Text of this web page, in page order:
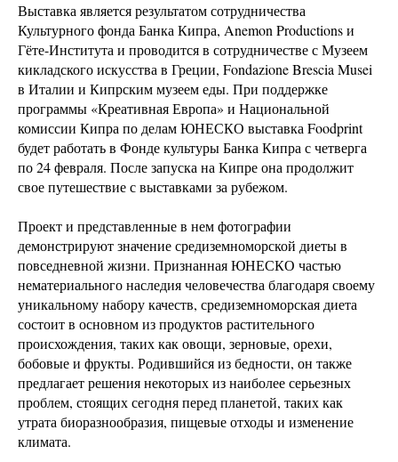
Выставка является результатом сотрудничества
Культурного фонда Банка Кипра, Anemon Productions и
Гёте-Института и проводится в сотрудничестве с Музеем
кикладского искусства в Греции, Fondazione Brescia Musei
в Италии и Кипрским музеем еды. При поддержке
программы «Креативная Европа» и Национальной
комиссии Кипра по делам ЮНЕСКО выставка Foodprint
будет работать в Фонде культуры Банка Кипра с четверга
по 24 февраля. После запуска на Кипре она продолжит
свое путешествие с выставками за рубежом.
Проект и представленные в нем фотографии
демонстрируют значение средиземноморской диеты в
повседневной жизни. Признанная ЮНЕСКО частью
нематериального наследия человечества благодаря своему
уникальному набору качеств, средиземноморская диета
состоит в основном из продуктов растительного
происхождения, таких как овощи, зерновые, орехи,
бобовые и фрукты. Родившийся из бедности, он также
предлагает решения некоторых из наиболее серьезных
проблем, стоящих сегодня перед планетой, таких как
утрата биоразнообразия, пищевые отходы и изменение
климата.